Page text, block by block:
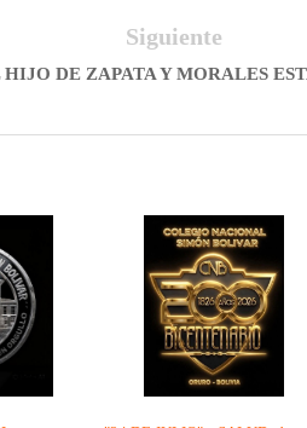
Siguiente
HIJO DE ZAPATA Y MORALES